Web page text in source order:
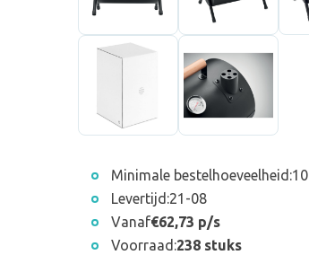
Minimale bestelhoeveelheid:10
Levertijd:21-08
Vanaf€62,73 p/s
Voorraad:238 stuks